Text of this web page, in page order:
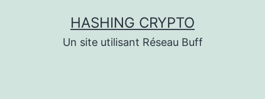
HASHING CRYPTO
Un site utilisant Réseau Buff